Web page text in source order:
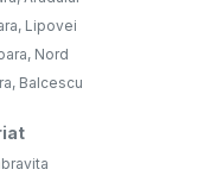
Lipovei
Nord
Balcescu